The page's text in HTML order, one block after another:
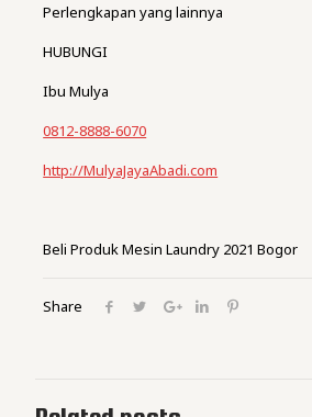
Perlengkapan yang lainnya
HUBUNGI
Ibu Mulya
0812-8888-6070
http://MulyaJayaAbadi.com
Beli Produk Mesin Laundry 2021 Bogor
Share